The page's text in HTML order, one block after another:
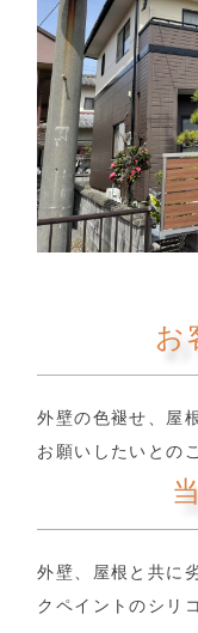
お
外壁の色褪せ、屋
お願いしたいとの
外壁、屋根と共に
クペイントのシリ